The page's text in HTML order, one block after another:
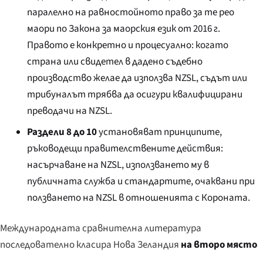
паралелно на равностойното право за те рео
маори по Закона за маорския език от 2016 г.
Правото е конкретно и процесуално: когато
страна или свидетел в дадено съдебно
производство желае да използва NZSL, съдът или
трибуналът трябва да осигури квалифицирани
преводачи на NZSL.
Раздели 8 до 10установяват принципите,
ръководещи правителствените действия:
насърчаване на NZSL, използването му в
публичната служба и стандартите, очаквани при
ползването на NZSL в отношенията с Короната.
Международната сравнителна литература
последователно класира Нова Зеландия на второ място